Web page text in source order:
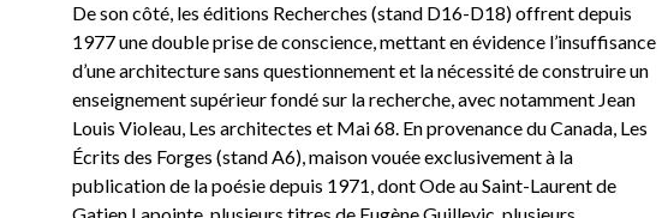
De son côté, les éditions Recherches (stand D16-D18) offrent depuis
1977 une double prise de conscience, mettant en évidence l’insuffisance
d’une architecture sans questionnement et la nécessité de construire un
enseignement supérieur fondé sur la recherche, avec notamment Jean
Louis Violeau, Les architectes et Mai 68. En provenance du Canada, Les
Écrits des Forges (stand A6), maison vouée exclusivement à la
publication de la poésie depuis 1971, dont Ode au Saint-Laurent de